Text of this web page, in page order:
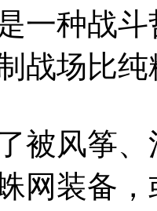
一种战
战场比
被风筝
网装备